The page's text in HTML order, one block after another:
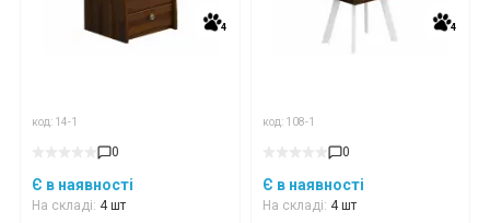
4
код: 14-1
0
Є в наявності
На складі: 4 шт
4 4
код: 108-1
0
Є в наявності
На складі: 4 шт
4